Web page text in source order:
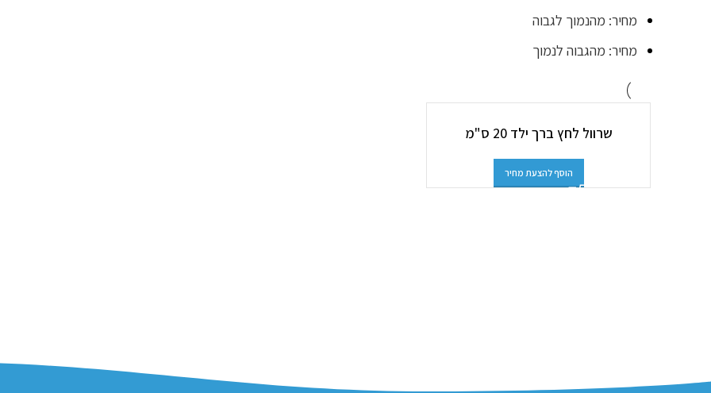
מחיר: מהנמוך לגבוה
מחיר: מהגבוה לנמוך
שרוול לחץ ברך ילד 20 ס"מ
הוסף להצעת מחיר